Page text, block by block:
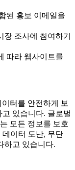
된 홍보 이메일을
조사에 참여하기
따라 웹사이트를
터를 안전하게 보
있습니다. 글로벌
모든 정보를 보호
이터 도난, 무단
하고 있습니다.